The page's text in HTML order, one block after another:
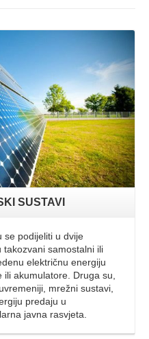
SUSTAVI
se podijeliti u dvije
samostalni ili
električnu energiju
akumulatore. Druga su,
mrežni sustavi,
predaju u
javna rasvjeta.